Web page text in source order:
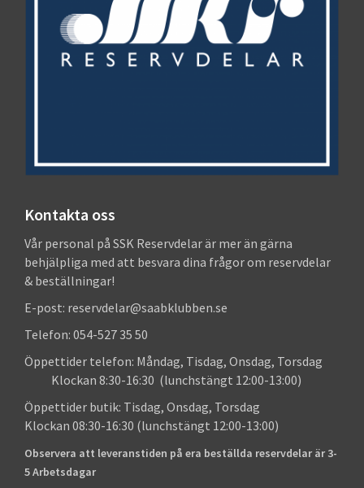
Kontakta oss
Vår personal på SSK Reservdelar är mer än gärna
behjälpliga med att besvara dina frågor om reservdelar
& beställningar!
E-post: reservdelar@saabklubben.se
Telefon: 054-527 35 50
Öppettider telefon: Måndag, Tisdag, Onsdag, Torsdag
Klockan 8:30-16:30 (lunchstängt 12:00-13:00)
Öppettider butik: Tisdag, Onsdag, Torsdag
Klockan 08:30-16:30 (lunchstängt 12:00-13:00)
Observera att leveranstiden på era beställda reservdelar är 3-
5 Arbetsdagar